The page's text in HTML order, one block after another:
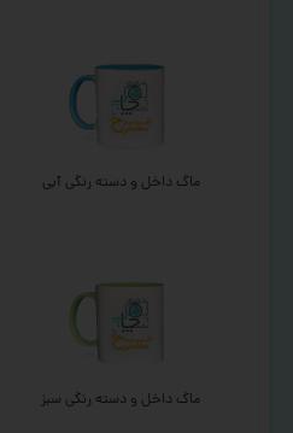
ماگ داخل و دسته رنگی آبی
ماگ داخل و دسته رنگی سبز